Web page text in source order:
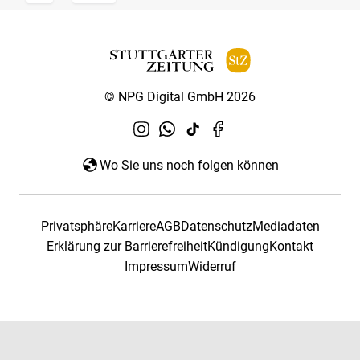
© NPG Digital GmbH 2026
Wo Sie uns noch folgen können
PrivatsphäreKarriereAGBDatenschutzMediadaten
Erklärung zur BarrierefreiheitKündigungKontakt
ImpressumWiderruf